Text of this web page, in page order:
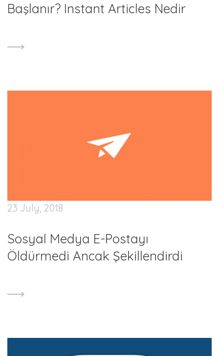
Başlanır? Instant Articles Nedir
23 July, 2018
Sosyal Medya E-Postayı
Öldürmedi Ancak Şekillendirdi